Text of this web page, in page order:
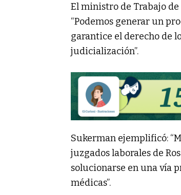
El ministro de Trabajo
“Podemos generar un
garantice el derecho de
judicialización”.
Sukerman ejemplificó:
juzgados laborales de
solucionarse en una vía
médicas”.